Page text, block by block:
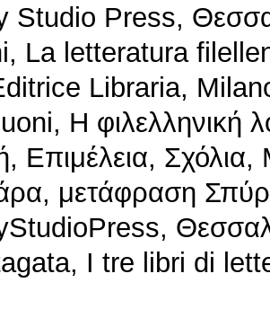
Studio Press,
La letteratura
Libraria,
Η φιλελληνική
Επιμέλεια,
μετάφραση
I tre libri di